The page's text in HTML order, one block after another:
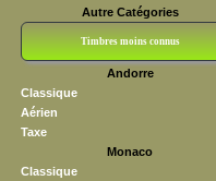
Autre Catégories
Timbres moins connus
Andorre
Classique
Aérien
Taxe
Monaco
Classique